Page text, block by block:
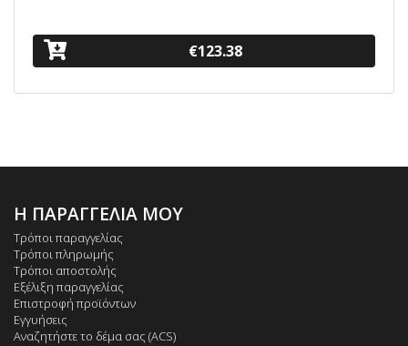
€123.38
Η ΠΑΡΑΓΓΕΛΙΑ ΜΟΥ
Τρόποι παραγγελίας
Τρόποι πληρωμής
Τρόποι αποστολής
Εξέλιξη παραγγελίας
Επιστροφή προϊόντων
Εγγυήσεις
Αναζητήστε το δέμα σας (ACS)